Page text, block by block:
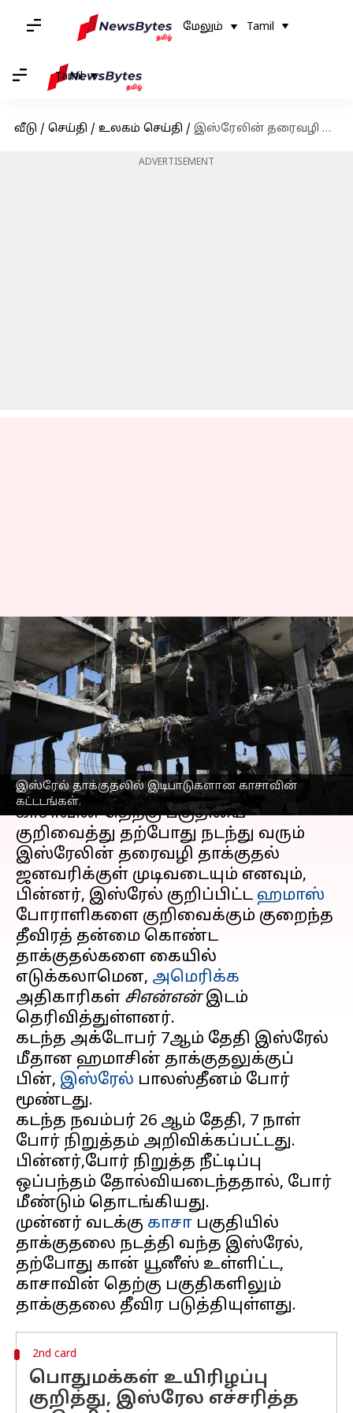
மேலும் Tamil
Tamil
வீடு / செய்தி / உலகம் செய்தி / இஸ்ரேலின் தரைவழி தாக்குதல் ஜனவரிக்குள் முடிவடையும் என கருதும் அமெரிக்க அதிகாரிகள்
ADVERTISEMENT
இஸ்ரேல் தாக்குதலில் இடிபாடுகளான காசாவின்
கட்டடங்கள்.
இஸ்ரேலின் தரைவழி
தாக்குதல் ஜனவரிக்குள்
முடிவடையும் என கருதும்
அமெரிக்க அதிகாரிகள்
எழுதியவர் Srinath r Dec 06, 2023
செய்தி முன்னோட்டம்
காசாவின் தெற்கு பகுதியை
குறிவைத்து தற்போது நடந்து வரும்
இஸ்ரேலின் தரைவழி தாக்குதல்
ஜனவரிக்குள் முடிவடையும் எனவும்,
பின்னர், இஸ்ரேல் குறிப்பிட்ட ஹமாஸ்
போராளிகளை குறிவைக்கும் குறைந்த
தீவிரத் தன்மை கொண்ட
தாக்குதல்களை கையில்
எடுக்கலாமென, அமெரிக்க
அதிகாரிகள் சிஎன்என்இடம்
தெரிவித்துள்ளனர்.
கடந்த அக்டோபர் 7ஆம் தேதி இஸ்ரேல்
மீதான ஹமாசின் தாக்குதலுக்குப்
பின், இஸ்ரேல் பாலஸ்தீனம் போர்
மூண்டது.
கடந்த நவம்பர் 26 ஆம் தேதி, 7 நாள்
போர் நிறுத்தம் அறிவிக்கப்பட்டது.
பின்னர்,போர் நிறுத்த நீட்டிப்பு
ஒப்பந்தம் தோல்வியடைந்ததால், போர்
மீண்டும் தொடங்கியது.
முன்னர் வடக்கு காசா பகுதியில்
தாக்குதலை நடத்தி வந்த இஸ்ரேல்,
தற்போது கான் யூனீஸ் உள்ளிட்ட,
காசாவின் தெற்கு பகுதிகளிலும்
2nd card
பொதுமக்கள் உயிரிழப்பு
குறித்து, இஸ்ரேல எச்சரித்த